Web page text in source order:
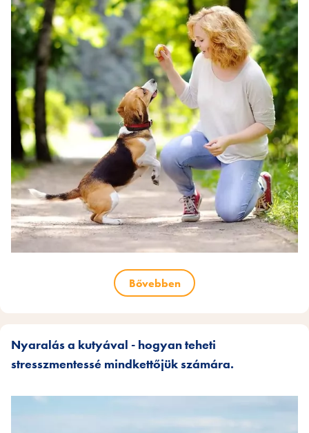
Bővebben
Nyaralás a kutyával - hogyan teheti
stresszmentessé mindkettőjük számára.